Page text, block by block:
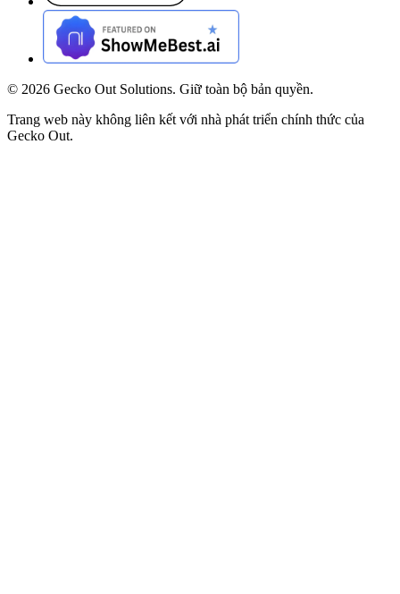
© 2026 Gecko Out Solutions. Giữ toàn bộ bản quyền.
Trang web này không liên kết với nhà phát triển chính thức của
Gecko Out.